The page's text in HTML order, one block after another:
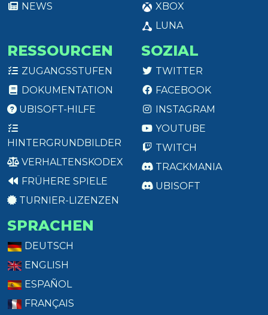
NEWS
XBOX
LUNA
RESSOURCEN
ZUGANGSSTUFEN
DOKUMENTATION
UBISOFT-HILFE
HINTERGRUNDBILDER
VERHALTENSKODEX
FRÜHERE SPIELE
TURNIER-LIZENZEN
SOZIAL
TWITTER
FACEBOOK
INSTAGRAM
YOUTUBE
TWITCH
TRACKMANIA
UBISOFT
SPRACHEN
DEUTSCH
ENGLISH
ESPAÑOL
FRANÇAIS